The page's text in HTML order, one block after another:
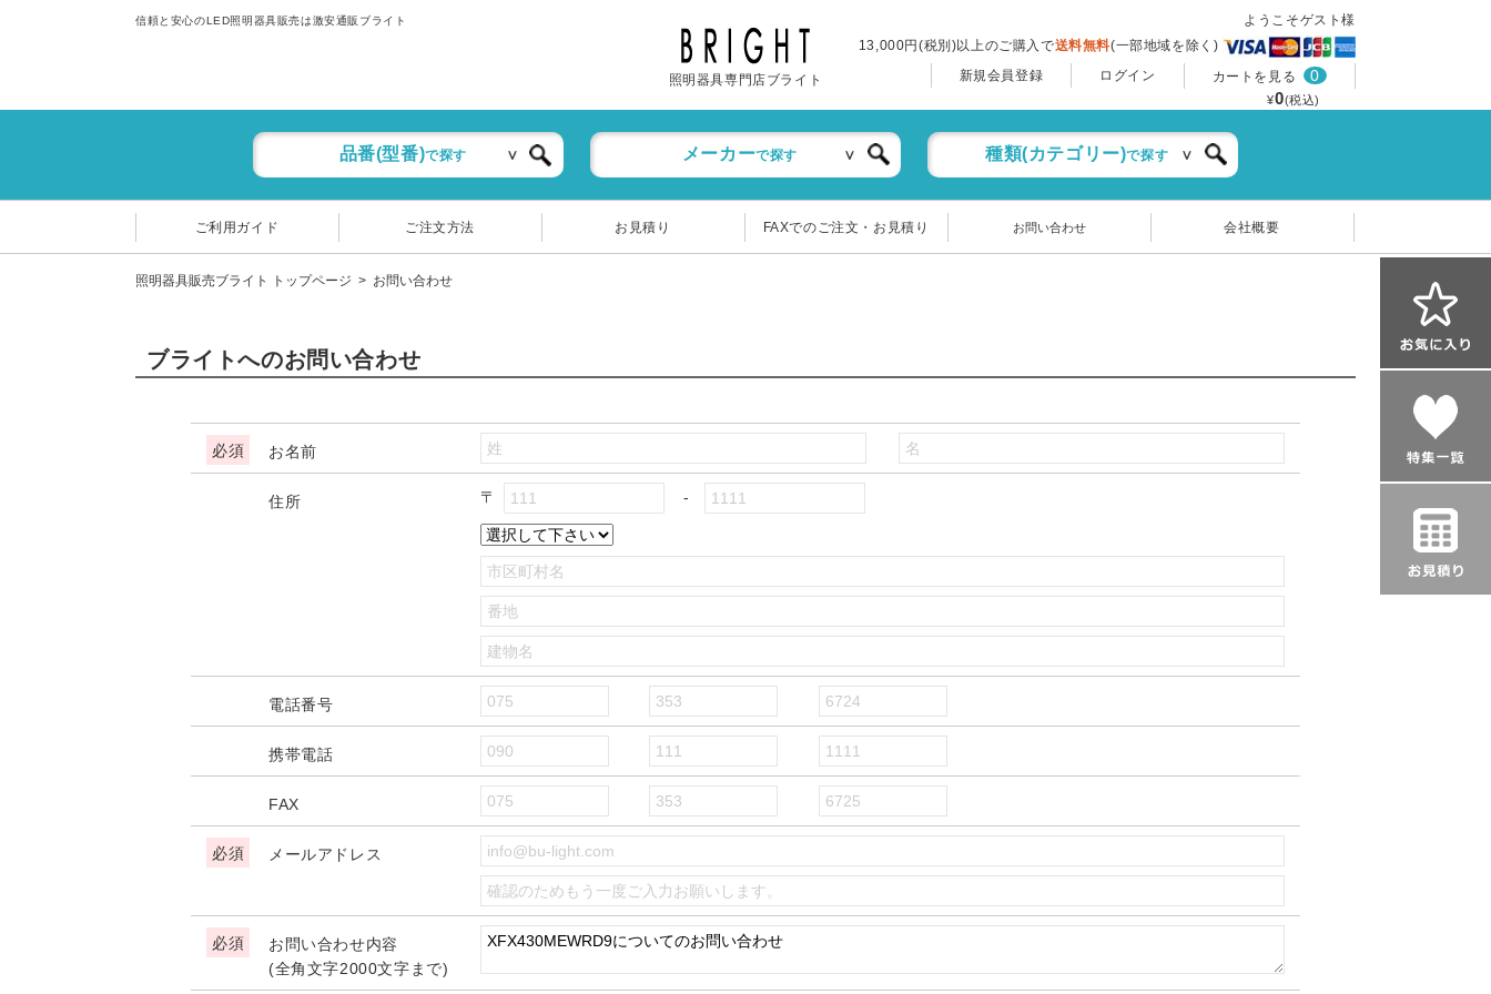
信頼と安心のLED照明器具販売は激安通販ブライト
照明器具専門店ブライト
ようこそゲスト様
13,000円(税別)以上のご購入で送料無料(一部地域を除く)
新規会員登録
ログイン カートを見る 0
¥0(税込)
品番(型番)で探す メーカーで探す 種類(カテゴリー)で探す
ご利用ガイド ご注文方法 お見積り FAXでのご注文・お見積り お問い合わせ 会社概要
照明器具販売ブライト トップページ お問い合わせ
ブライトへのお問い合わせ
お名前
住所 〒
電話番号
携帯電話
FAX
メールアドレス
お問い合わせ内容
(全角文字2000文字まで)